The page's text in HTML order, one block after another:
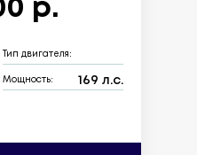
р.
Тип двигателя:
Мощность: 169 л.с.